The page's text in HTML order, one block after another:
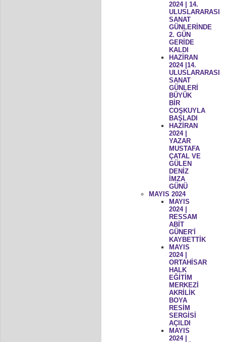
2024 | 14.
ULUSLARARASI
SANAT
GÜNLERİNDE
2. GÜN
GERİDE
KALDI
HAZİRAN
2024 |14.
ULUSLARARASI
SANAT
GÜNLERİ
BÜYÜK
BİR
COŞKUYLA
BAŞLADI
HAZİRAN
2024 |
YAZAR
MUSTAFA
ÇATAL VE
GÜLEN
DENİZ
İMZA
GÜNÜ
MAYIS 2024
MAYIS
2024 |
RESSAM
ABİT
GÜNER'İ
KAYBETTİK
MAYIS
2024 |
ORTAHİSAR
HALK
EĞİTİM
MERKEZİ
AKRİLİK
BOYA
RESİM
SERGİSİ
AÇILDI
MAYIS
2024 |